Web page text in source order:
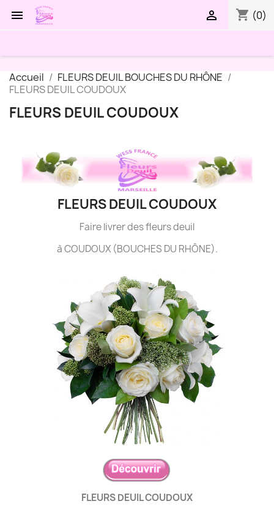
 shopping_cart (0)

Accueil
FLEURS DEUIL BOUCHES DU RHÔNE
FLEURS DEUIL COUDOUX
FLEURS DEUIL COUDOUX
FLEURS DEUIL COUDOUX
Faire livrer des fleurs deuil
à COUDOUX (BOUCHES DU RHÔNE).
FLEURS DEUIL COUDOUX